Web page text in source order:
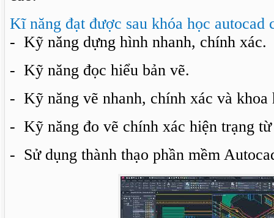
Kĩ năng đạt được sau khóa học autocad
- Kỹ năng dựng hình nhanh, chính xác.
- Kỹ năng đọc hiểu bản vẽ.
- Kỹ năng vẽ nhanh, chính xác và khoa
- Kỹ năng đo vẽ chính xác hiện trạng
- Sử dụng thành thạo phần mềm